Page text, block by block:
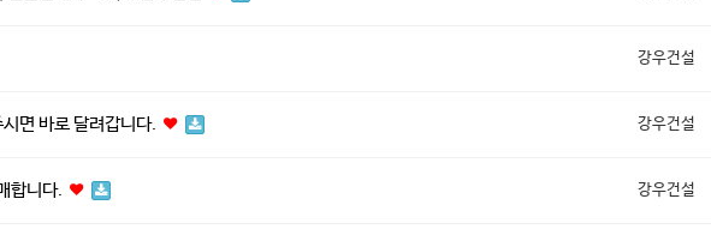
강우건설
면 바로 달려갑니다. 강우건설
합니다. 강우건설